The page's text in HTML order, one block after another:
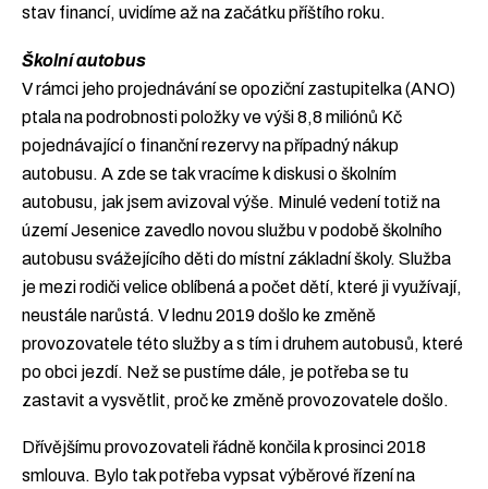
stav financí, uvidíme až na začátku příštího roku.
Školní autobus
V rámci jeho projednávání se opoziční zastupitelka (ANO)
ptala na podrobnosti položky ve výši 8,8 miliónů Kč
pojednávající o finanční rezervy na případný nákup
autobusu. A zde se tak vracíme k diskusi o školním
autobusu, jak jsem avizoval výše. Minulé vedení totiž na
území Jesenice zavedlo novou službu v podobě školního
autobusu svážejícího děti do místní základní školy. Služba
je mezi rodiči velice oblíbená a počet dětí, které ji využívají,
neustále narůstá. V lednu 2019 došlo ke změně
provozovatele této služby a s tím i druhem autobusů, které
po obci jezdí. Než se pustíme dále, je potřeba se tu
zastavit a vysvětlit, proč ke změně provozovatele došlo.
Dřívějšímu provozovateli řádně končila k prosinci 2018
smlouva. Bylo tak potřeba vypsat výběrové řízení na